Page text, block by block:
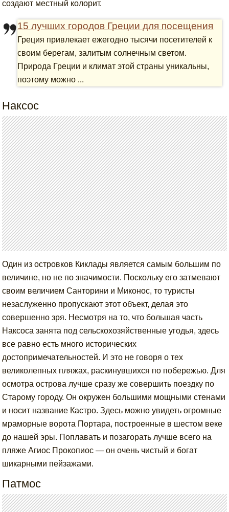
создают местный колорит.
15 лучших городов Греции для посещения
Греция привлекает ежегодно тысячи посетителей к
своим берегам, залитым солнечным светом.
Природа Греции и климат этой страны уникальны,
поэтому можно ...
Наксос
Один из островков Киклады является самым большим по
величине, но не по значимости. Поскольку его затмевают
своим величием Санторини и Миконос, то туристы
незаслуженно пропускают этот объект, делая это
совершенно зря. Несмотря на то, что большая часть
Наксоса занята под сельскохозяйственные угодья, здесь
все равно есть много исторических
достопримечательностей. И это не говоря о тех
великолепных пляжах, раскинувшихся по побережью. Для
осмотра острова лучше сразу же совершить поездку по
Старому городу. Он окружен большими мощными стенами
и носит название Кастро. Здесь можно увидеть огромные
мраморные ворота Портара, построенные в шестом веке
до нашей эры. Поплавать и позагорать лучше всего на
пляже Агиос Прокопиос — он очень чистый и богат
шикарными пейзажами.
Патмос